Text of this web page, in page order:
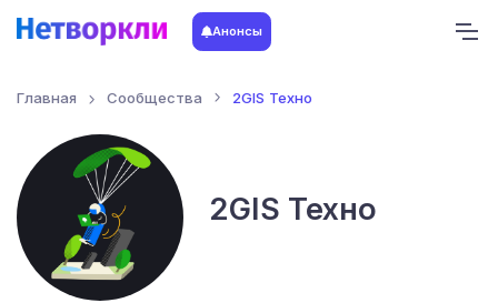
Анонсы
Главная Сообщества 2GIS Техно
2GIS Техно